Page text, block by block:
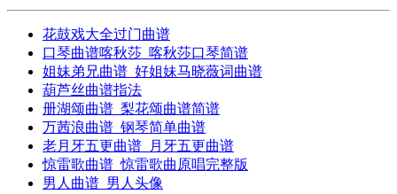
花鼓戏大全过门曲谱
口琴曲谱喀秋莎_喀秋莎口琴简谱
姐妹弟兄曲谱_好姐妹马晓薇词曲谱
葫芦丝曲谱指法
册湖颂曲谱_梨花颂曲谱简谱
万茜浪曲谱_钢琴简单曲谱
老月牙五更曲谱_月牙五更曲谱
惊雷歌曲谱_惊雷歌曲原唱完整版
男人曲谱_男人头像